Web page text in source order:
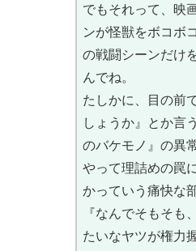
でもそれって、映
ンが怪獣をボコボ
の戦闘シーンだけ
んでね。
たしかに、目の前
しょうか』とか言
のバケモノ』の異
やって理詰めの罠
かっていう痛快な
『なんでそもそも
たいなヤツが権力